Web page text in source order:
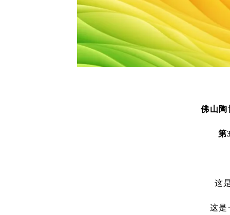
佛山陶
第
这
这是